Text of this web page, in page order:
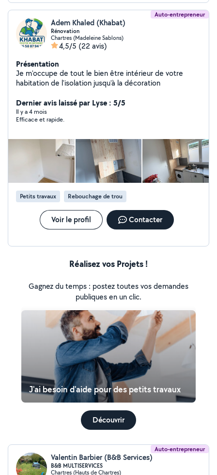
Auto-entrepreneur
Adem Khaled (Khabat)
Rénovation
Chartres (Madeleine Sablons)
4,5/5 (22 avis)
Présentation
Je m'occupe de tout le bien être intérieur de votre
habitation de l'isolation jusqu'à la décoration
Dernier avis laissé par Lyse : 5/5
Il y a 4 mois
Efficace et rapide.
Petits travaux Rebouchage de trou
Voir le profil Contacter
Réalisez vos Projets !
Gagnez du temps : postez toutes vos demandes
publiques en un clic.
J'ai besoin d'aide pour des petits travaux
Découvrir
Auto-entrepreneur
Valentin Barbier (B&B Services)
B&B MULTISERVICES
Chartres (Hauts de Chartres)